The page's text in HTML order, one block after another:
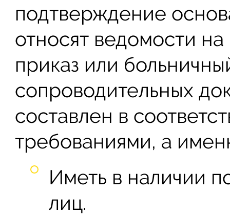
подтверждение
относят ведомости
приказ или
сопроводительных
составлен в
требованиями, а
Иметь в наличии
лиц.